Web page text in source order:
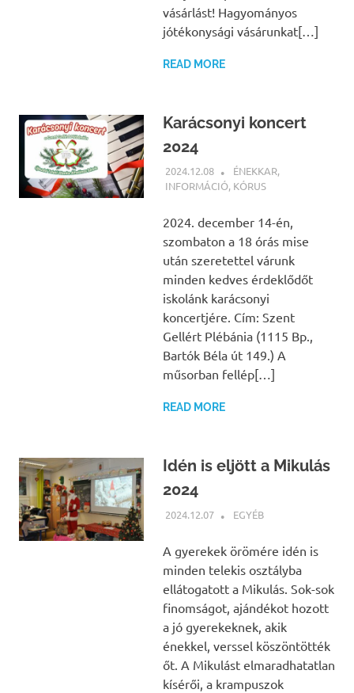
vásárlást! Hagyományos
jótékonysági vásárunkat[…]
READ MORE
Karácsonyi koncert
2024
2024.12.08 BÁRTFAI JUDIT
ÉNEKKAR,
INFORMÁCIÓ, KÓRUS
2024. december 14-én,
szombaton a 18 órás mise
után szeretettel várunk
minden kedves érdeklődőt
iskolánk karácsonyi
koncertjére. Cím: Szent
Gellért Plébánia (1115 Bp.,
Bartók Béla út 149.) A
műsorban fellép[…]
READ MORE
Idén is eljött a Mikulás
2024
2024.12.07 BÁRTFAI JUDIT
EGYÉB
A gyerekek örömére idén is
minden telekis osztályba
ellátogatott a Mikulás. Sok-sok
finomságot, ajándékot hozott
a jó gyerekeknek, akik
énekkel, verssel köszöntötték
őt. A Mikulást elmaradhatatlan
kísérői, a krampuszok